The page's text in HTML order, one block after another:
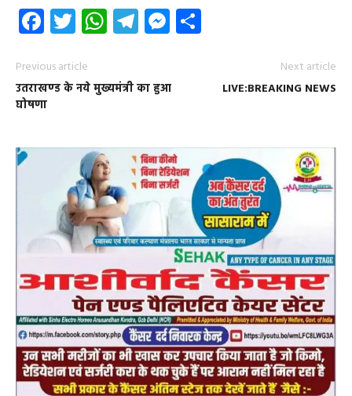
Facebook
Twitter
WhatsApp
Telegram
Messenger
Previous article
उतराखण्ड के नये मुख्यमंत्री का हुआ
घोषणा
Next article
LIVE:BREAKING NEWS